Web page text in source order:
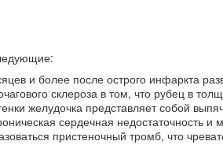
и более после острого инфаркта
склероза в том, что рубец в
желудочка представляет собой
сердечная недостаточность и
пристеночный тромб, что